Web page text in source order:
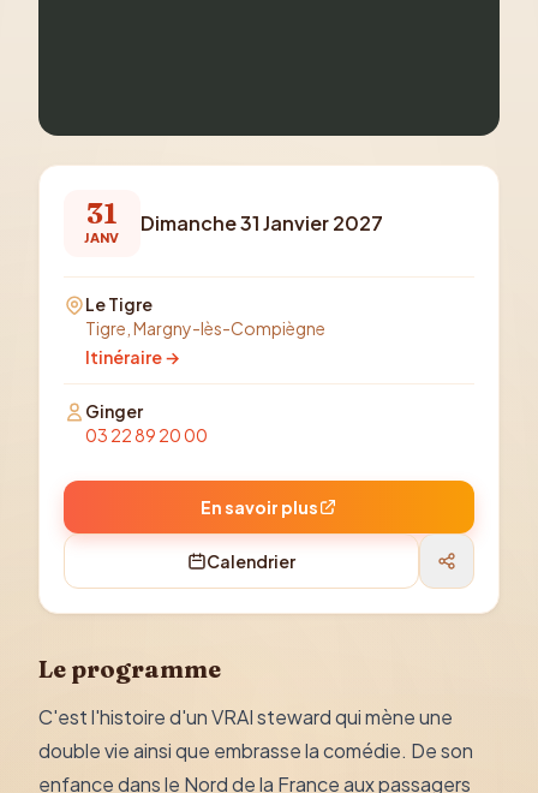
31
JANV
Dimanche 31 Janvier 2027
Le Tigre
Tigre, Margny-lès-Compiègne
Itinéraire →
Ginger
03 22 89 20 00
En savoir plus
Calendrier
Le programme
C'est l'histoire d'un VRAI steward qui mène une
double vie ainsi que embrasse la comédie. De son
enfance dans le Nord de la France aux passagers